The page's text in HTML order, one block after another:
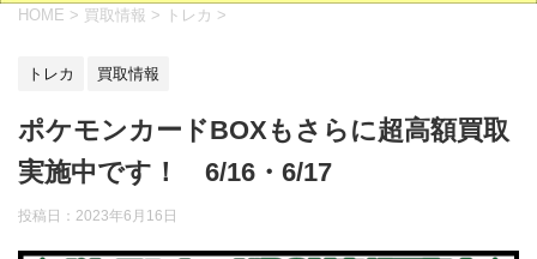
HOME > 買取情報 > トレカ >
トレカ 買取情報
ポケモンカードBOXもさらに超高額買取
実施中です！ 6/16・6/17
投稿日： 2023年6月16日